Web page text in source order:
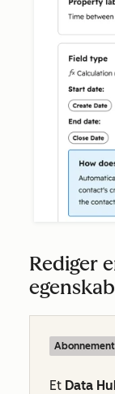
Rediger
egenskab
Et Data